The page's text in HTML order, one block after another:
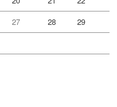
27 28 29